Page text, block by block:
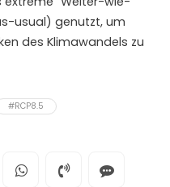
usual) genutzt, um
des Klimawandels zu
#RCP8.5